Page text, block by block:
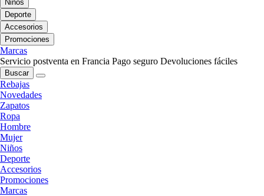
Niños
Deporte
Accesorios
Promociones
Marcas
Servicio postventa en Francia Pago seguro Devoluciones fáciles
Buscar
Rebajas
Novedades
Zapatos
Ropa
Hombre
Mujer
Niños
Deporte
Accesorios
Promociones
Marcas